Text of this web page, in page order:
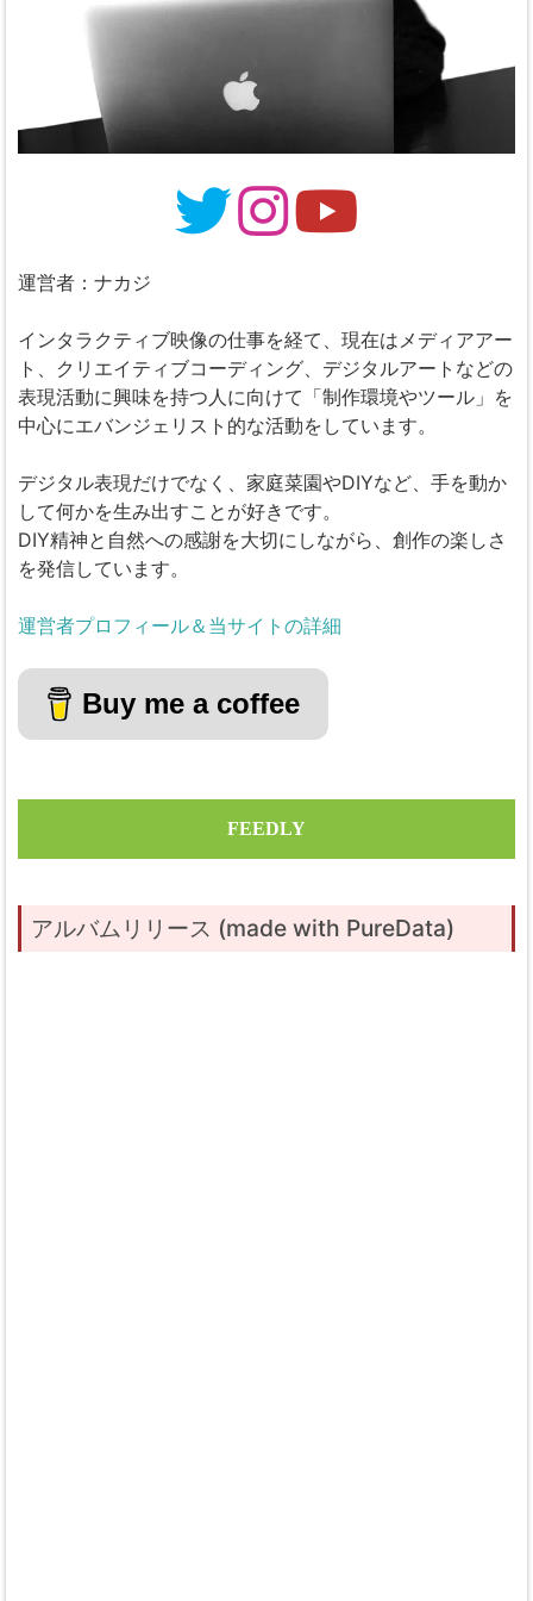
運営者：ナカジ
インタラクティブ映像の仕事を経て、現在はメディアアー
ト、クリエイティブコーディング、デジタルアートなどの
表現活動に興味を持つ人に向けて「制作環境やツール」を
中心にエバンジェリスト的な活動をしています。
デジタル表現だけでなく、家庭菜園やDIYなど、手を動か
して何かを生み出すことが好きです。
DIY精神と自然への感謝を大切にしながら、創作の楽しさ
を発信しています。
運営者プロフィール＆当サイトの詳細
Buy me a coffee
FEEDLY
アルバムリリース (made with PureData)